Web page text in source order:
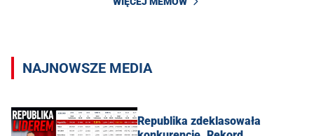
NAJNOWSZE MEDIA
Republika zdeklasowała